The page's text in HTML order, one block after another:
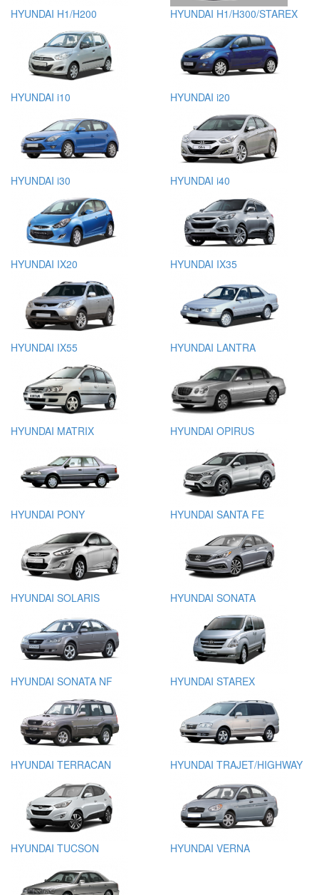
HYUNDAI H1/H200 HYUNDAI H1/H300/STAREX
HYUNDAI i10 HYUNDAI i20
HYUNDAI i30 HYUNDAI i40
HYUNDAI IX20 HYUNDAI IX35
HYUNDAI IX55 HYUNDAI LANTRA
HYUNDAI MATRIX HYUNDAI OPIRUS
HYUNDAI PONY HYUNDAI SANTA FE
HYUNDAI SOLARIS HYUNDAI SONATA
HYUNDAI SONATA NF HYUNDAI STAREX
HYUNDAI TERRACAN HYUNDAI TRAJET/HIGHWAY
HYUNDAI TUCSON HYUNDAI VERNA